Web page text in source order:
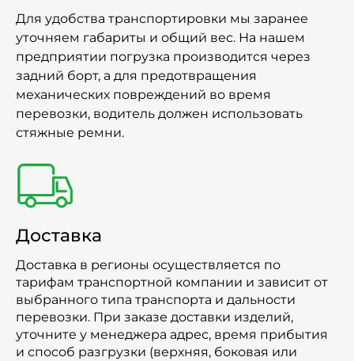
Для удобства транспортировки мы заранее
уточняем габариты и общий вес. На нашем
предприятии погрузка производится через
задний борт, а для предотвращения
механических повреждений во время
перевозки, водитель должен использовать
стяжные ремни.
Доставка
Доставка в регионы осуществляется по
тарифам транспортной компании и зависит от
выбранного типа транспорта и дальности
перевозки. При заказе доставки изделий,
уточните у менеджера адрес, время прибытия
и способ разгрузки (верхняя, боковая или